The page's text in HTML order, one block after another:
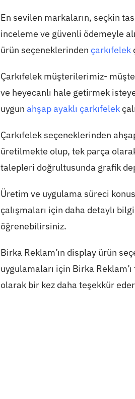
En sevilen markaların, seçkin
inceleme ve güvenli ödemeyle
ürün seçeneklerindençarkıfelek
Çarkıfelek müşterilerimiz-
ve heyecanlı hale getirmek
uygunahşap ayaklı çarkıfelek
Çarkıfelek seçeneklerinden
üretilmekte olup, tek parça
talepleri doğrultusunda grafik
Üretim ve uygulama süreci
çalışmaları için daha detaylı
öğrenebilirsiniz.
Birka Reklam’ın display ürün
uygulamaları için Birka
olarak bir kez daha teşekkür